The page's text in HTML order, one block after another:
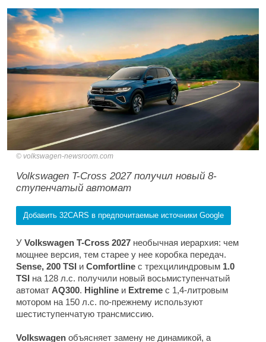
volkswagen-newsroom.com
Volkswagen T-Cross 2027 получил новый 8-
ступенчатый автомат
Добавить 32CARS в предпочитаемые источники Google
У Volkswagen T-Cross 2027 необычная иерархия: чем
мощнее версия, тем старее у нее коробка передач.
Sense, 200 TSI и Comfortline с трехцилиндровым 1.0
TSI на 128 л.с. получили новый восьмиступенчатый
автомат AQ300. Highline и Extreme с 1,4-литровым
мотором на 150 л.с. по-прежнему используют
шестиступенчатую трансмиссию.
Volkswagen объясняет замену не динамикой, а